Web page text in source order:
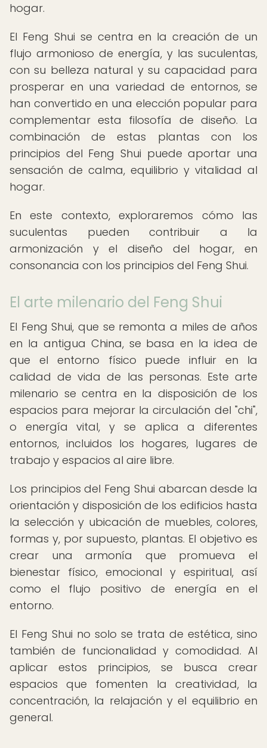
hogar.
El Feng Shui se centra en la creación de un
flujo armonioso de energía, y las suculentas,
con su belleza natural y su capacidad para
prosperar en una variedad de entornos, se
han convertido en una elección popular para
complementar esta filosofía de diseño. La
combinación de estas plantas con los
principios del Feng Shui puede aportar una
sensación de calma, equilibrio y vitalidad al
hogar.
En este contexto, exploraremos cómo las
suculentas pueden contribuir a la
armonización y el diseño del hogar, en
consonancia con los principios del Feng Shui.
El arte milenario del Feng Shui
El Feng Shui, que se remonta a miles de años
en la antigua China, se basa en la idea de
que el entorno físico puede influir en la
calidad de vida de las personas. Este arte
milenario se centra en la disposición de los
espacios para mejorar la circulación del "chi",
o energía vital, y se aplica a diferentes
entornos, incluidos los hogares, lugares de
trabajo y espacios al aire libre.
Los principios del Feng Shui abarcan desde la
orientación y disposición de los edificios hasta
la selección y ubicación de muebles, colores,
formas y, por supuesto, plantas. El objetivo es
crear una armonía que promueva el
bienestar físico, emocional y espiritual, así
como el flujo positivo de energía en el
entorno.
El Feng Shui no solo se trata de estética, sino
también de funcionalidad y comodidad. Al
aplicar estos principios, se busca crear
espacios que fomenten la creatividad, la
concentración, la relajación y el equilibrio en
general.